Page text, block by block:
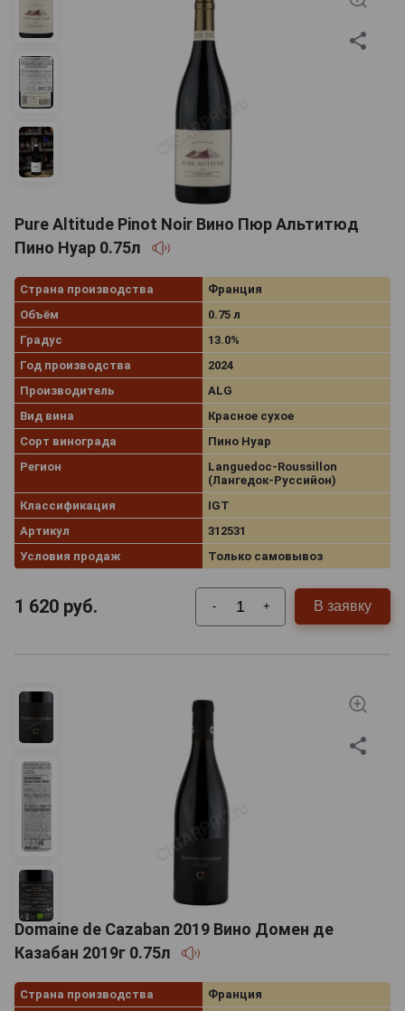
Pure Altitude Pinot Noir Вино Пюр Альтитюд
Пино Нуар 0.75л
Страна производства
Франция
Объём
0.75 л
Градус
13.0%
Год производства
2024
Производитель
ALG
Вид вина
Красное сухое
Сорт винограда
Пино Нуар
Регион
Languedoc-Roussillon
(Лангедок-Руссийон)
Классификация
IGT
Артикул
312531
Условия продаж
Только самовывоз
1 620 руб. - + В заявку
Domaine de Cazaban 2019 Вино Домен де
Казабан 2019г 0.75л
Страна производства
Франция